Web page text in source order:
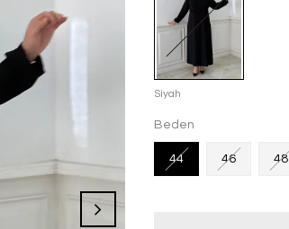
Siyah
Beden
44 46 48